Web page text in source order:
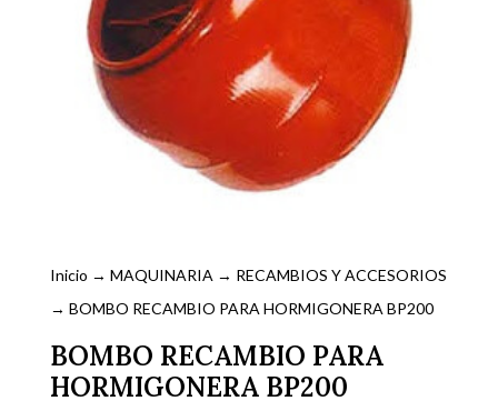
Inicio → MAQUINARIA → RECAMBIOS Y ACCESORIOS
→ BOMBO RECAMBIO PARA HORMIGONERA BP200
BOMBO RECAMBIO PARA
HORMIGONERA BP200